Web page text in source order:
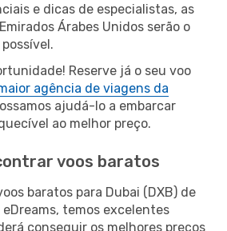
e dicas de especialistas, as
Árabes Unidos serão o
Reserve já o seu voo
agência de viagens da
ajudá-lo a embarcar
ao melhor preço.
voos baratos
baratos para Dubai (DXB) de
eDreams, temos excelentes
conseguir os melhores preços